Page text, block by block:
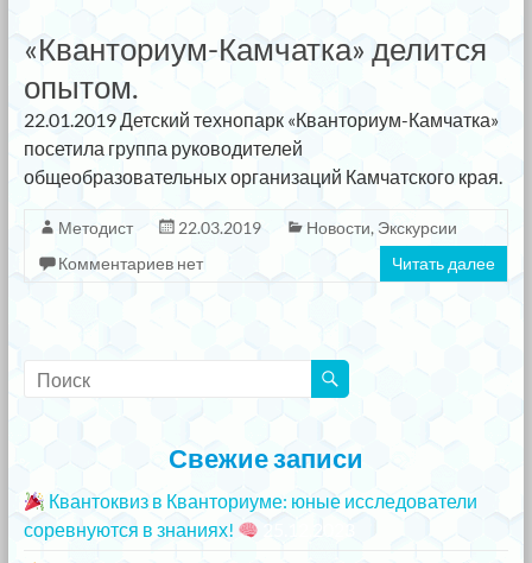
«Кванториум-Камчатка» делится
опытом.
22.01.2019 Детский технопарк «Кванториум-Камчатка»
посетила группа руководителей
общеобразовательных организаций Камчатского края.
Методист 22.03.2019 Новости, Экскурсии
Комментариев нет
Читать далее
Свежие записи
Квантоквиз в Кванториуме: юные исследователи
соревнуются в знаниях!